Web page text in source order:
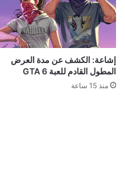
إشاعة: الكشف عن مدة العرض
المطول القادم للعبة GTA 6
منذ 15 ساعة